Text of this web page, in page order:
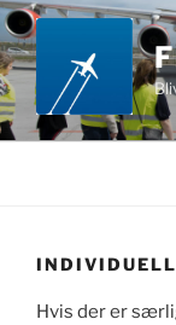
Videre
til
indhold
Hvis der er